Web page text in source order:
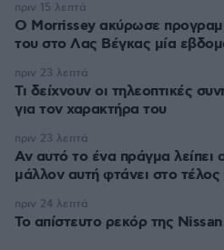
Ο Morrissey ακύρωσε
του στο Λας Βέγκας μία
πριν 15 λεπτά
Τι δείχνουν οι τηλεοπτικές
για τον χαρακτήρα του
πριν 23 λεπτά
Αν αυτό το ένα πράγμα λείπει
μάλλον αυτή φτάνει στο τέλος
πριν 23 λεπτά
Το απίστευτο ρεκόρ της
πριν 24 λεπτά